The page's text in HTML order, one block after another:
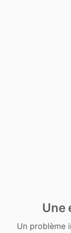
Une
Un problème